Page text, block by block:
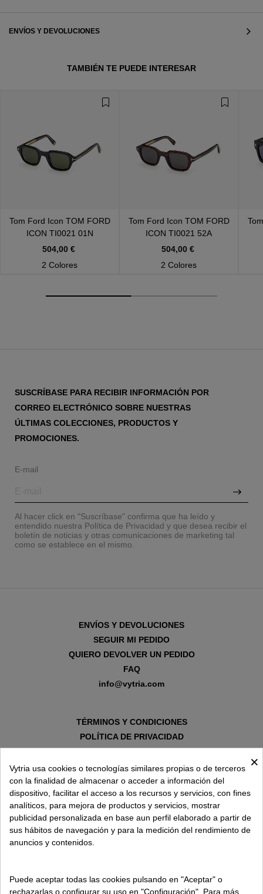
ENVÍOS Y DEVOLUCIONES
TAMBIÉN TE PUEDE INTERESAR
Tom Ford Icon TOM FORD
ICON TI0021 01N
504,00 €
2 Colores
Tom Ford Icon TOM FORD
ICON TI0021 52A
504,00 €
2 Colores
SUSCRÍBASE PARA RECIBIR INFORMACIÓN POR
CORREO ELECTRÓNICO SOBRE NUESTRAS
ÚLTIMAS COLECCIONES, PRODUCTOS Y
PROMOCIONES.
E-mail
Al hacer click en "Suscríbase" confirma que ha leído y
entendido nuestra Política de Privacidad y que desea recibir el
boletín de noticias y otras comunicaciones de marketing tal
como se establece en el mismo.
ENVÍOS Y DEVOLUCIONES
SEGUIR MI PEDIDO
QUIERO DEVOLVER UN PEDIDO
FAQ
info@vytria.com
TÉRMINOS Y CONDICIONES
POLÍTICA DE PRIVACIDAD
AVISO LEGAL
POLÍTICA DE COOKIES
SOBRE VYTRIA
×
Vytria usa cookies o tecnologías similares propias o de terceros
con la finalidad de almacenar o acceder a información del
dispositivo, facilitar el acceso a los recursos y servicios, con fines
analíticos, para mejora de productos y servicios, mostrar
publicidad personalizada en base aun perfil elaborado a partir de
sus hábitos de navegación y para la medición del rendimiento de
anuncios y contenidos.
Puede aceptar todas las cookies pulsando en "Aceptar" o
rechazarlas o configurar su uso en "Configuración". Para más